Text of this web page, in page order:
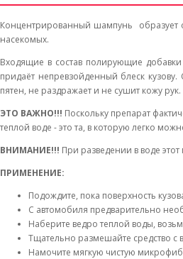
Концентрированный шампунь образует
насекомых.
Входящие в состав полирующие
придаёт непревзойденный блеск
пятен, не раздражает и не сушит кожу рук.
ЭТО ВАЖНО!!! Поскольку препарат
теплой воде - это та, в которую легко
ВНИМАНИЕ!!! При разведении в воде
ПРИМЕНЕНИЕ:
Подождите, пока поверхность
С автомобиля предварительно
Наберите ведро теплой воды,
Тщательно размешайте средство с
Намочите мягкую чистую